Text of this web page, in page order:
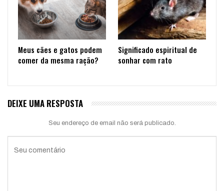
Meus cães e gatos podem
comer da mesma ração?
Significado espiritual de
sonhar com rato
DEIXE UMA RESPOSTA
Seu endereço de email não será publicado.